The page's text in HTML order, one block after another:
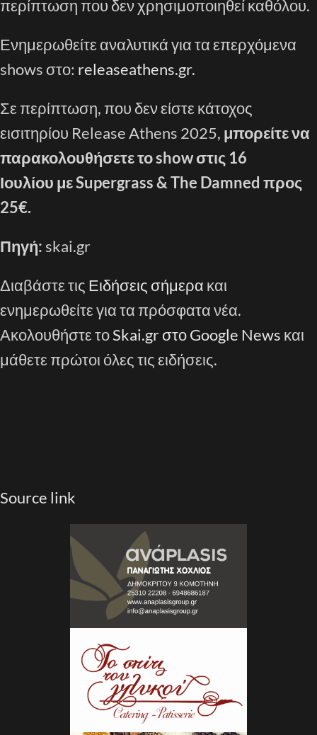
περίπτωση που δεν χρησιμοποιηθεί καθόλου.
Ενημερωθείτε αναλυτικά για τα επερχόμενα
shows στο: releaseathens.gr.
Σε περίπτωση, που δεν είστε κάτοχος
εισιτηρίου Release Athens 2025, μπορείτε να
παρακολουθήσετε το show στις 16
Ιουλίου με Supergrass & The Damned προς
25€.
Πηγή: skai.gr
Διαβάστε τις Ειδήσεις σήμερα και
ενημερωθείτε για τα πρόσφατα νέα.
Ακολουθήστε τοSkai.gr στο Google News και
μάθετε πρώτοι όλες τις ειδήσεις.
Source link